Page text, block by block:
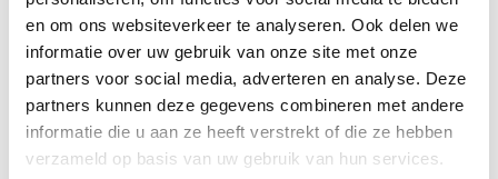
en om ons websiteverkeer te analyseren. Ook delen we
informatie over uw gebruik van onze site met onze
partners voor social media, adverteren en analyse. Deze
partners kunnen deze gegevens combineren met andere
informatie die u aan ze heeft verstrekt of die ze hebben
verzameld op basis van uw gebruik van hun services.
Gespeeld op: Xbox 360
Ook verkrijgbaar op: PC, PS3, PS4, Xbox One, Wii U